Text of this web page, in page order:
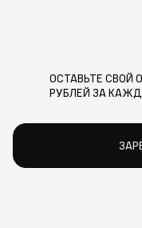
ОСТАВЬТЕ СВОЙ
РУБЛЕЙ ЗА